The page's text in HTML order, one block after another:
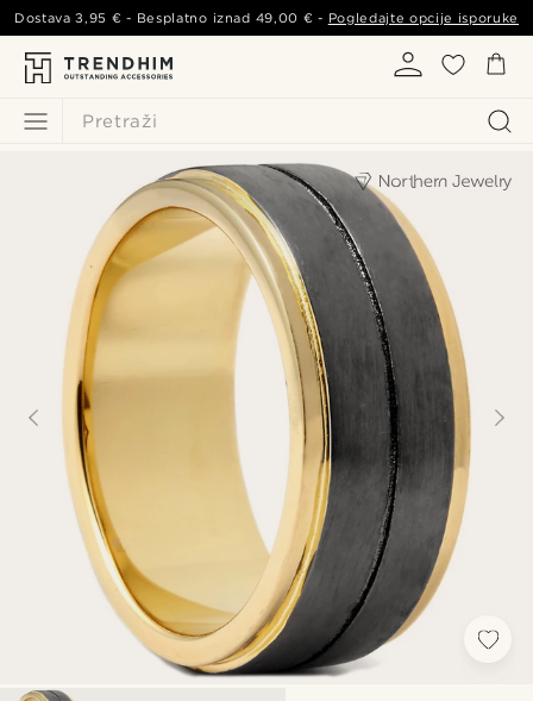
Pretraži
Dostava3,95 € - Besplatno iznad 49,00 € - Pogledajte opcije isporuke